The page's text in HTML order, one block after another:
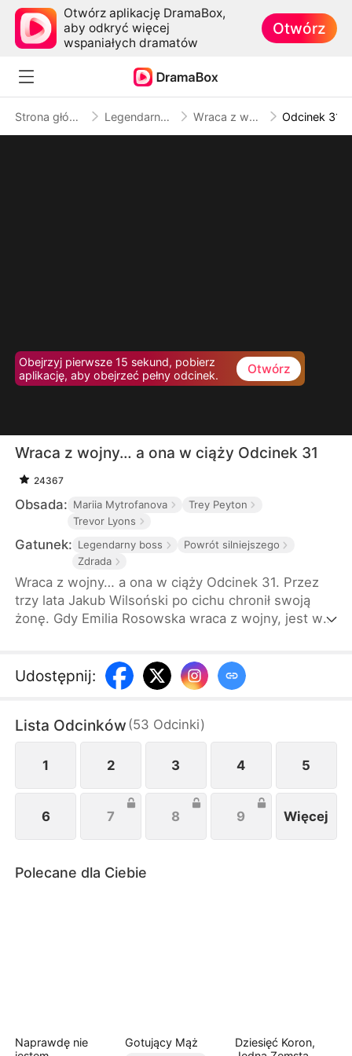
Otwórz aplikację DramaBox,
aby odkryć więcej
wspaniałych dramatów
Otwórz
Strona główna Legendarny boss Wraca z wojny… a ona w ciąży Odcinek 31
Obejrzyj pierwsze 15 sekund, pobierz
aplikację, aby obejrzeć pełny odcinek.
Otwórz
Wraca z wojny… a ona w ciąży Odcinek 31
24367
Obsada: Mariia Mytrofanova
Trey Peyton
Trevor Lyons
Gatunek: Legendarny boss
Powrót silniejszego
Zdrada
Wraca z wojny… a ona w ciąży Odcinek 31. Przez
trzy lata Jakub Wilsoński po cichu chronił swoją
żonę. Gdy Emilia Rosowska wraca z wojny, jest w
jej uroczystości. To, co wtedy ujawnia, zostawia
Julitę z żalem, którego nie da się cofnąć.
Udostępnij:
Lista Odcinków (53 Odcinki)
1 2 3 4 5
6 7 8 9 Więcej
Polecane dla Ciebie
Naprawdę nie
Gotujący Mąż
Dziesięć Koron,